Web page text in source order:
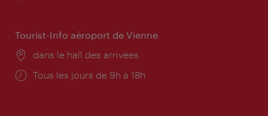
Tourist-Info aéroport de Vienne
Lieu:
dans le hall des arrivées
Horaires
Tous les jours de 9h à 18h